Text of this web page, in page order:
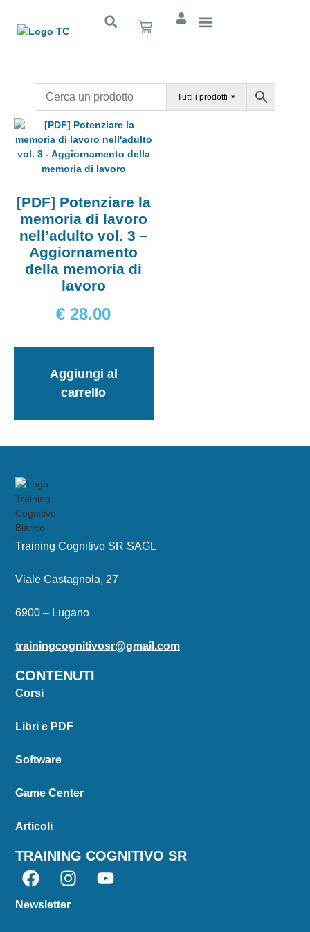
Tutti i prodotti
[PDF] Potenziare la
memoria di lavoro
nell’adulto vol. 3 –
Aggiornamento
della memoria di
lavoro
€ 28.00
Aggiungi al
carrello
Training Cognitivo SR SAGL
Viale Castagnola, 27
6900 – Lugano
trainingcognitivosr@gmail.com
CONTENUTI
Corsi
Libri e PDF
Software
Game Center
Articoli
TRAINING COGNITIVO SR
Newsletter